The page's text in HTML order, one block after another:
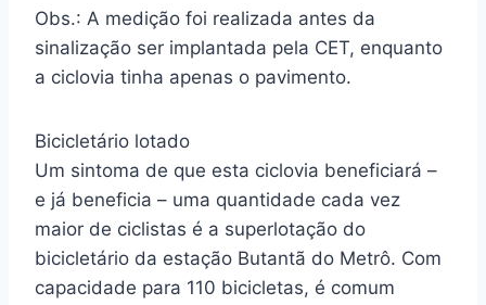
Obs.: A medição foi realizada antes da
sinalização ser implantada pela CET, enquanto
a ciclovia tinha apenas o pavimento.
Bicicletário lotado
Um sintoma de que esta ciclovia beneficiará –
e já beneficia – uma quantidade cada vez
maior de ciclistas é a superlotação do
bicicletário da estação Butantã do Metrô. Com
capacidade para 110 bicicletas, é comum